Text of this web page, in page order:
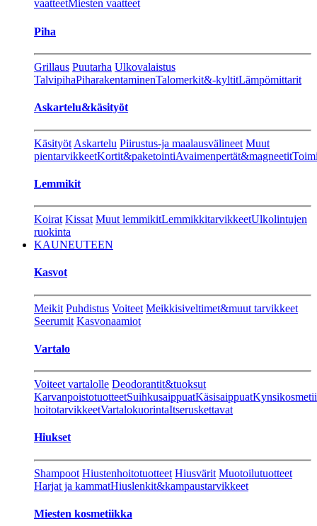
vaatteetMiesten vaatteet
Piha
Grillaus Puutarha Ulkovalaistus
TalvipihaPiharakentaminenTalomerkit&-kyltitLämpömittarit
Askartelu&käsityöt
Käsityöt Askartelu Piirustus-ja maalausvälineet Muut
pientarvikkeetKortit&paketointiAvaimenpertät&magneetit
Lemmikit
Koirat Kissat Muut lemmikitLemmikkitarvikkeetUlkolintujen
ruokinta
KAUNEUTEEN
Kasvot
Meikit Puhdistus Voiteet Meikkisiveltimet&muut tarvikkeet
Seerumit Kasvonaamiot
Vartalo
Voiteet vartalolle Deodorantit&tuoksut
KarvanpoistotuotteetSuihkusaippuatKäsisaippuat
hoitotarvikkeetVartalokuorintaItseruskettavat
Hiukset
Shampoot Hiustenhoitotuotteet Hiusvärit Muotoilutuotteet
Harjat ja kammatHiuslenkit&kampaustarvikkeet
Miesten kosmetiikka